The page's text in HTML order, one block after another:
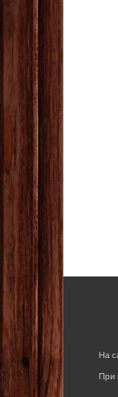
На
При